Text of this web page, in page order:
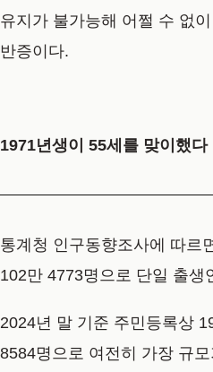
유지가 불가능해 어쩔 수 없
반증이다.
1971년생이 55세를 맞이했다
통계청 인구동향조사에 따르
102만 4773명으로 단일 출생
2024년 말 기준 주민등록상
8584명으로 여전히 가장 규